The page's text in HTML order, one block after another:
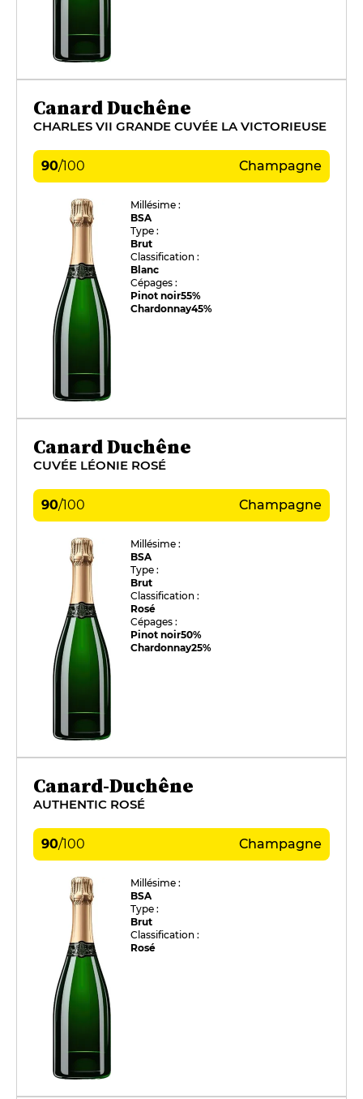
Canard Duchêne
CHARLES VII GRANDE CUVÉE LA VICTORIEUSE
90/100 Champagne
Millésime :
BSA
Type :
Brut
Classification :
Blanc
Cépages :
Pinot noir55%
Chardonnay45%
Canard Duchêne
CUVÉE LÉONIE ROSÉ
90/100 Champagne
Millésime :
BSA
Type :
Brut
Classification :
Rosé
Cépages :
Pinot noir50%
Chardonnay25%
Canard-Duchêne
AUTHENTIC ROSÉ
90/100 Champagne
Millésime :
BSA
Type :
Brut
Classification :
Rosé